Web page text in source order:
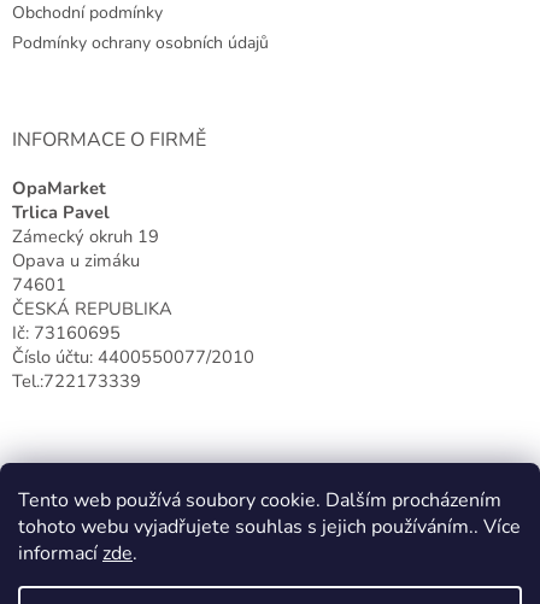
Tento web používá soubory cookie. Dalším procházením
tohoto webu vyjadřujete souhlas s jejich používáním.. Více
informacízde.
Obchodní podmínky
Podmínky ochrany osobních údajů
INFORMACE O FIRMĚ
OpaMarket
Trlica Pavel
Zámecký okruh 19
Opava u zimáku
74601
ČESKÁ REPUBLIKA
Ič: 73160695
Číslo účtu: 4400550077/2010
Tel.:722173339